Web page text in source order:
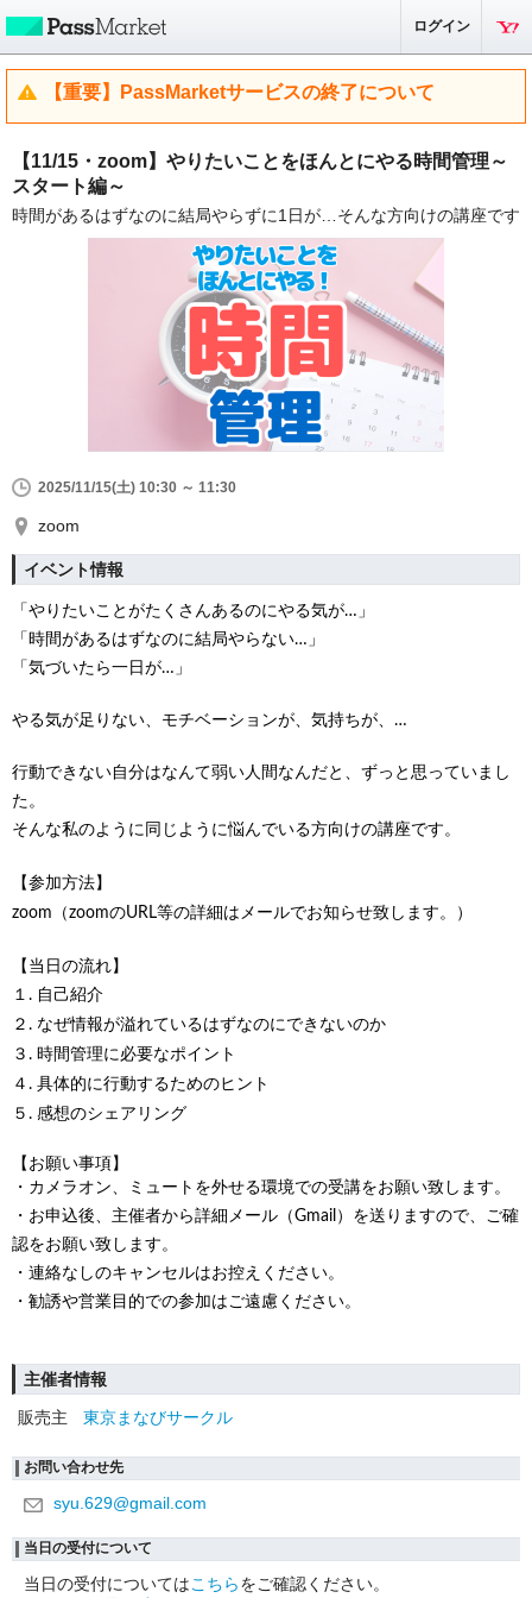
ログイン
【重要】PassMarketサービスの終了について
【11/15・zoom】やりたいことをほんとにやる時間管理～
スタート編～
時間があるはずなのに結局やらずに1日が…そんな方向けの講座です
2025/11/15(土) 10:30 ～ 11:30
zoom
イベント情報
「やりたいことがたくさんあるのにやる気が…」
「時間があるはずなのに結局やらない…」
「気づいたら一日が…」
やる気が足りない、モチベーションが、気持ちが、…
行動できない自分はなんて弱い人間なんだと、ずっと思っていまし
た。
そんな私のように同じように悩んでいる方向けの講座です。
【参加方法】
zoom（zoomのURL等の詳細はメールでお知らせ致します。）
【当日の流れ】
１. 自己紹介
２. なぜ情報が溢れているはずなのにできないのか
３. 時間管理に必要なポイント
４. 具体的に行動するためのヒント
５. 感想のシェアリング
【お願い事項】
・カメラオン、ミュートを外せる環境での受講をお願い致します。
・お申込後、主催者から詳細メール（Gmail）を送りますので、ご確
認をお願い致します。
・連絡なしのキャンセルはお控えください。
・勧誘や営業目的での参加はご遠慮ください。
主催者情報
販売主
東京まなびサークル
お問い合わせ先
syu.629@gmail.com
当日の受付について
当日の受付についてはこちらをご確認ください。